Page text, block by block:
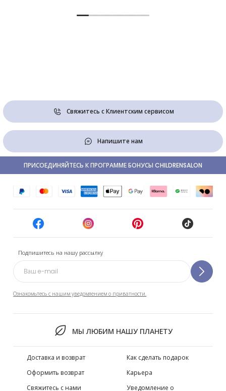
Свяжитесь с Клиентским сервисом
Напишите нам
Подпишитесь на нашу рассылку
Ознакомьтесь с нашим уведомлением о приватности.
МЫ ЛЮБИМ НАШУ ПЛАНЕТУ
ПРИСОЕДИНЯЙТЕСЬ К ПРОГРАММЕ БОНУСЫ CHILDRENSALON
Доставка и возврат
Оформить возврат
Свяжитесь с нами
Как сделать подарок
Карьера
Уведомление о